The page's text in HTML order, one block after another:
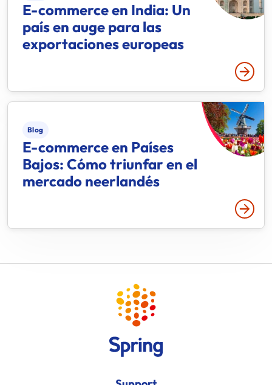
E-commerce en India: Un
país en auge para las
exportaciones europeas
Leer
Blog
E-commerce en Países
Bajos: Cómo triunfar en el
mercado neerlandés
Leer